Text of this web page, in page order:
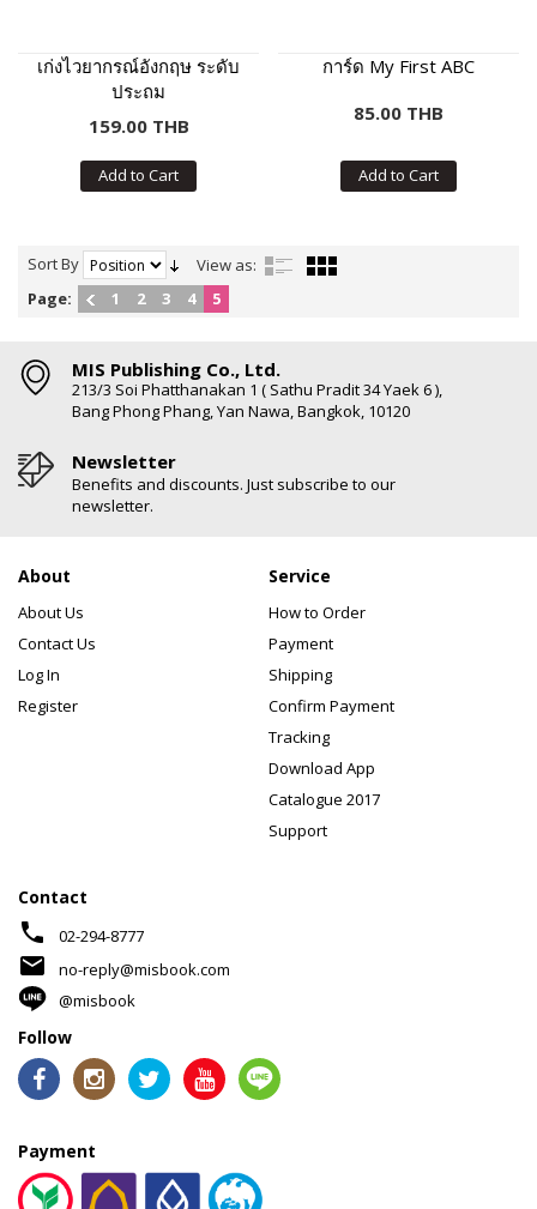
เก่งไวยากรณ์อังกฤษ ระดับ
ประถม
159.00 THB
Add to Cart
การ์ด My First ABC
85.00 THB
Add to Cart
Sort By
View as:
Page:
1 2 3 4 5
MIS Publishing Co., Ltd.
213/3 Soi Phatthanakan 1 ( Sathu Pradit 34 Yaek 6 ),
Bang Phong Phang, Yan Nawa, Bangkok, 10120
Newsletter
Benefits and discounts. Just subscribe to our
newsletter.
About
About Us
Contact Us
Log In
Register
Service
How to Order
Payment
Shipping
Confirm Payment
Tracking
Download App
Catalogue 2017
Support
Contact
phone 02-294-8777
mail
no-reply@misbook.com
@misbook
Follow
Payment